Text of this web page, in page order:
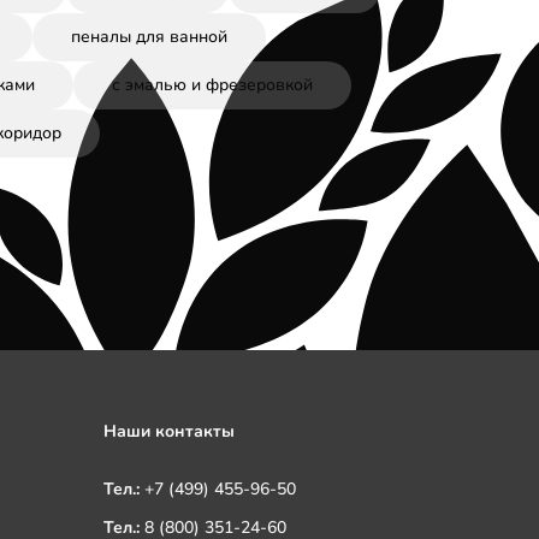
пеналы для ванной
с эмалью и фрезеровкой
Наши контакты
Тел.: +7 (499) 455-96-50
Тел.: 8 (800) 351-24-60